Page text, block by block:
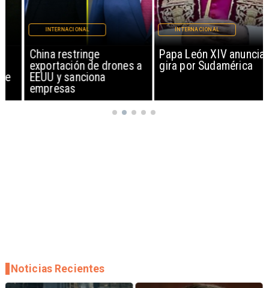
China restringe
exportación de drones a
EEUU y sanciona
empresas
INTERNACIONAL
Papa León XIV anuncia
gira por Sudamérica
INTERNACIONAL
Noticias Recientes